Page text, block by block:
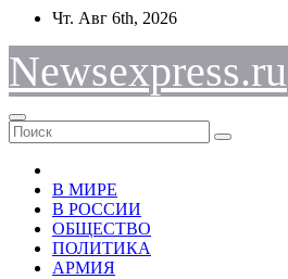
Перейти
содержимому
Чт. Авг 6th, 2026
Newsexpress.ru
В МИРЕ
В РОССИИ
ОБЩЕСТВО
ПОЛИТИКА
АРМИЯ